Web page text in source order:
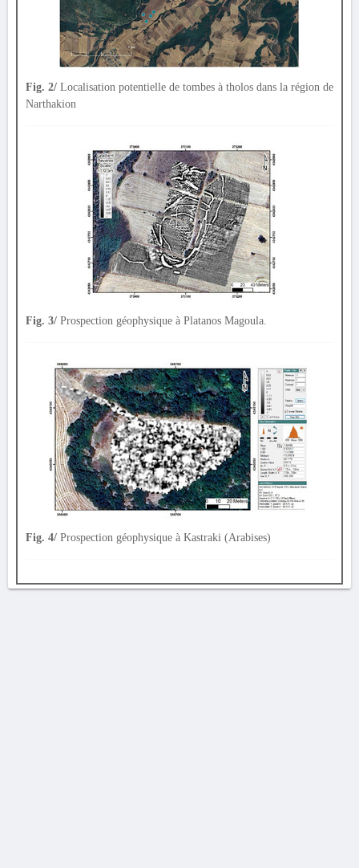
Fig. 2/ Localisation potentielle de tombes à tholos dans la région de
Narthakion
Fig. 3/ Prospection géophysique à Platanos Magoula.
Fig. 4/ Prospection géophysique à Kastraki (Arabises)